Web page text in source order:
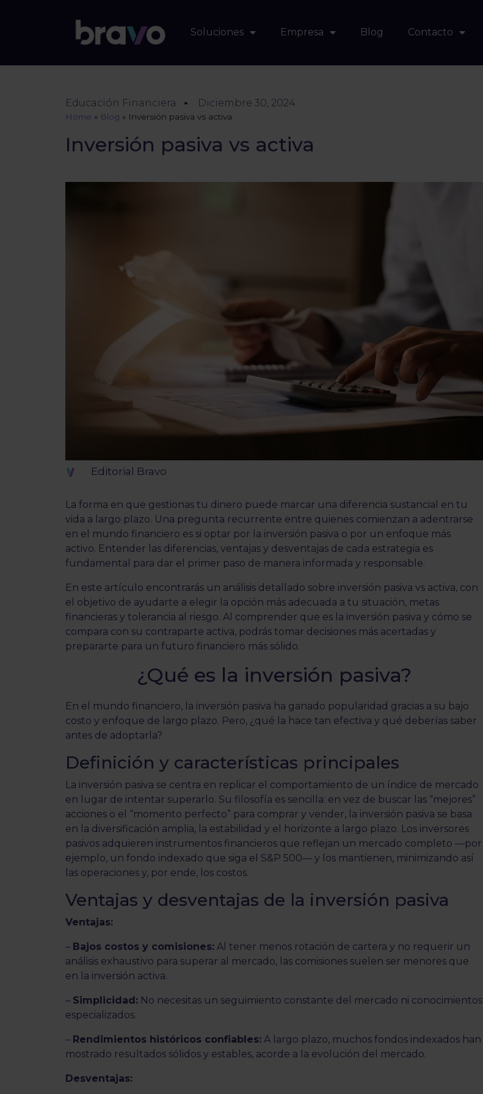
Soluciones Empresa Blog Contacto
Educación Financiera Diciembre 30, 2024
Home » Blog » Inversión pasiva vs activa
Inversión pasiva vs activa
Editorial Bravo
La forma en que gestionas tu dinero puede marcar una diferencia sustancial en tu
vida a largo plazo. Una pregunta recurrente entre quienes comienzan a adentrarse
en el mundo financiero es si optar por la inversión pasiva o por un enfoque más
activo. Entender las diferencias, ventajas y desventajas de cada estrategia es
fundamental para dar el primer paso de manera informada y responsable.
En este artículo encontrarás un análisis detallado sobre inversión pasiva vs activa, con
el objetivo de ayudarte a elegir la opción más adecuada a tu situación, metas
financieras y tolerancia al riesgo. Al comprender que es la inversión pasiva y cómo se
compara con su contraparte activa, podrás tomar decisiones más acertadas y
prepararte para un futuro financiero más sólido.
¿Qué es la inversión pasiva?
En el mundo financiero, la inversión pasiva ha ganado popularidad gracias a su bajo
costo y enfoque de largo plazo. Pero, ¿qué la hace tan efectiva y qué deberías saber
antes de adoptarla?
Definición y características principales
La inversión pasiva se centra en replicar el comportamiento de un índice de mercado
en lugar de intentar superarlo. Su filosofía es sencilla: en vez de buscar las “mejores”
acciones o el “momento perfecto” para comprar y vender, la inversión pasiva se basa
en la diversificación amplia, la estabilidad y el horizonte a largo plazo. Los inversores
pasivos adquieren instrumentos financieros que reflejan un mercado completo —por
ejemplo, un fondo indexado que siga el S&P 500— y los mantienen, minimizando así
las operaciones y, por ende, los costos.
Ventajas y desventajas de la inversión pasiva
Ventajas:
– Bajos costos y comisiones: Al tener menos rotación de cartera y no requerir un
análisis exhaustivo para superar al mercado, las comisiones suelen ser menores que
en la inversión activa.
– Simplicidad: No necesitas un seguimiento constante del mercado ni conocimientos
especializados.
– Rendimientos históricos confiables: A largo plazo, muchos fondos indexados han
mostrado resultados sólidos y estables, acorde a la evolución del mercado.
Desventajas: